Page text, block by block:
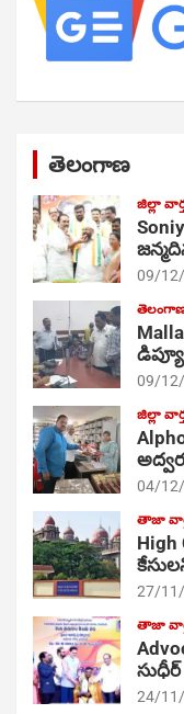
తెలంగాణ
జిల్లా
09/
09/
జిల్లా
04/
తాజా
High
27/
తాజా
24/